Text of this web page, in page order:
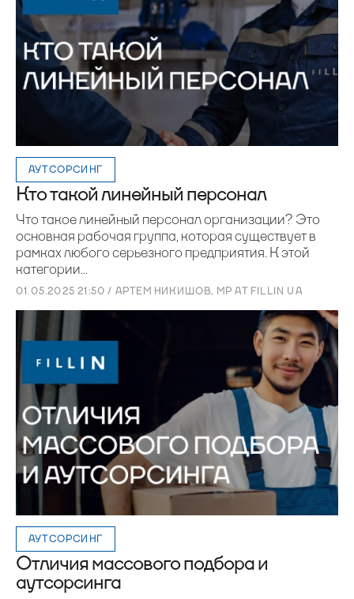
АУТСОРСИНГ
Кто такой линейный персонал
Что такое линейный персонал организации? Это
основная рабочая группа, которая существует в
рамках любого серьезного предприятия. К этой
категории...
01.05.2025 21:50 / АРТЕМ НИКИШОВ, MP AT FILLIN UA
АУТСОРСИНГ
Отличия массового подбора и
аутсорсинга